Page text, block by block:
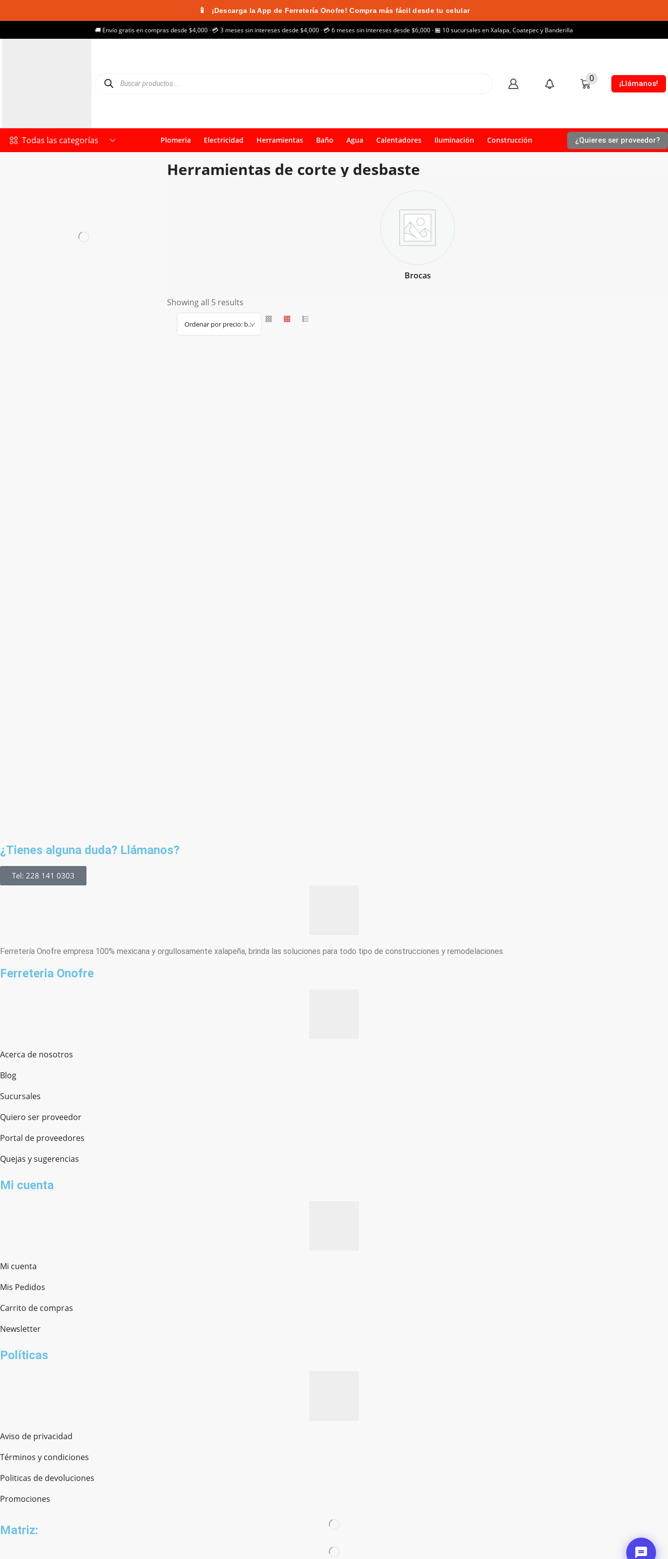
📱 ¡Descarga la App de Ferretería Onofre! Compra más fácil desde tu celular
🚚 Envío gratis en compras desde $4,000 · 💳 3 meses sin intereses desde $4,000 · 💳 6 meses sin intereses desde $6,000 · 🏪 10 sucursales en Xalapa, Coatepec y Banderilla
0 ¡Llámanos!
Todas las categorías Plomería Electricidad Herramientas Baño Agua Calentadores Iluminación Construcción ¿Quieres ser proveedor?
Herramientas de corte y desbaste
Brocas
Showing all 5 results
¿Tienes alguna duda? Llámanos?
Tel: 228 141 0303
Ferretería Onofre empresa 100% mexicana y orgullosamente xalapeña, brinda las soluciones para todo tipo de construcciones y remodelaciones.
Ferreteria Onofre
Acerca de nosotros
Blog
Sucursales
Quiero ser proveedor
Portal de proveedores
Quejas y sugerencias
Mi cuenta
Mi cuenta
Mis Pedidos
Carrito de compras
Newsletter
Políticas
Aviso de privacidad
Términos y condiciones
Politicas de devoluciones
Promociones
Matriz: